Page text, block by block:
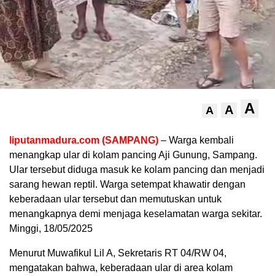
A A A
liputanmadura.com (SAMPANG) – Warga kembali
menangkap ular di kolam pancing Aji Gunung, Sampang.
Ular tersebut diduga masuk ke kolam pancing dan menjadi
sarang hewan reptil. Warga setempat khawatir dengan
keberadaan ular tersebut dan memutuskan untuk
menangkapnya demi menjaga keselamatan warga sekitar.
Minggi, 18/05/2025
Menurut Muwafikul Lil A, Sekretaris RT 04/RW 04,
mengatakan bahwa, keberadaan ular di area kolam